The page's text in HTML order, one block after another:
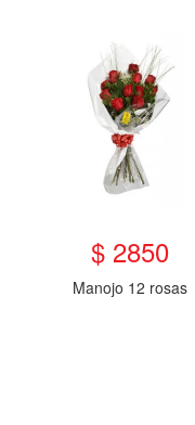
$ 2850
Manojo 12 rosas